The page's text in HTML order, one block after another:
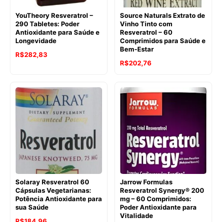
YouTheory Resveratrol –
290 Tabletes: Poder
Antioxidante para Saúde e
Longevidade
R$282,83
Source Naturals Extrato de
Vinho Tinto com
Resveratrol – 60
Comprimidos para Saúde e
Bem-Estar
O
original
era:
R$253,37.
R$202,76
é:
R$202,76.
Solaray Resveratrol 60
Cápsulas Vegetarianas:
Potência Antioxidante para
sua Saúde
Jarrow Formulas
Resveratrol Synergy® 200
mg – 60 Comprimidos:
Poder Antioxidante para
Vitalidade